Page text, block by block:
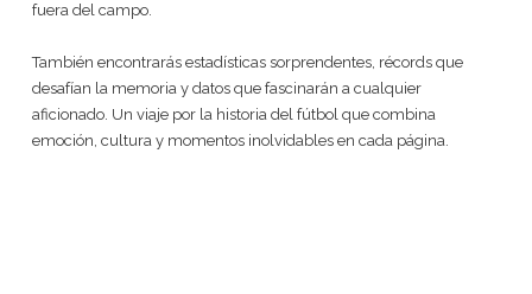
fuera del campo.
También encontrarás estadísticas sorprendentes, récords que
desafían la memoria y datos que fascinarán a cualquier
aficionado. Un viaje por la historia del fútbol que combina
emoción, cultura y momentos inolvidables en cada página.